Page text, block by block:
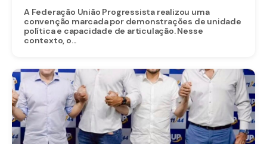
A Federação União Progressista realizou uma
convenção marcada por demonstrações de unidade
política e capacidade de articulação. Nesse
contexto, o...